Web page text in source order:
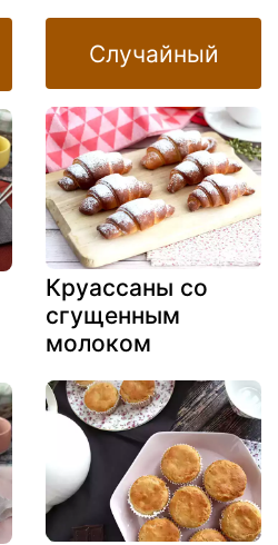
праздничного
сезона
Случайный
Круассаны со
сгущенным
молоком